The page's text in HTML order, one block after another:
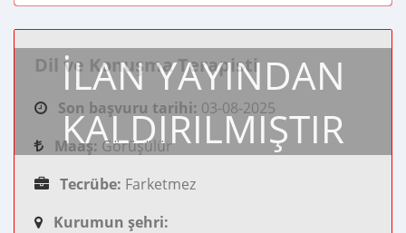
İLAN YAYINDAN
KALDIRILMIŞTIR
Dil ve Konuşma Terapisti
Son başvuru tarihi: 03-08-2025
Maaş: Görüşülür
Tecrübe: Farketmez
Kurumun şehri: